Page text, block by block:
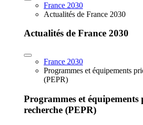
France 2030
Actualités de France 2030
Actualités de France 2030
France 2030
Programmes et équipements
(PEPR)
Programmes et
recherche (PEPR)